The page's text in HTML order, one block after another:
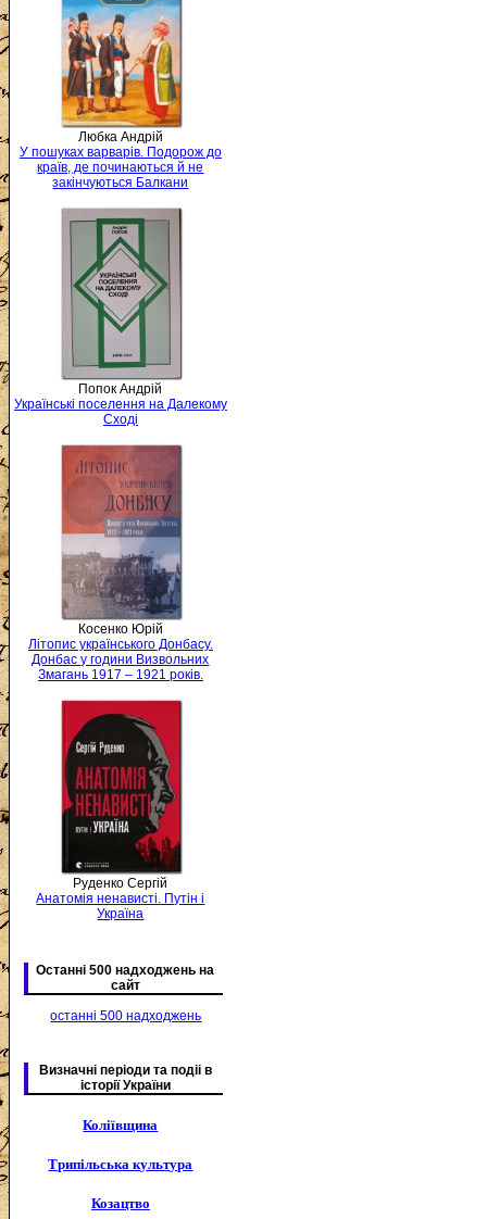
Любка Андрій
У пошуках варварів. Подорож до
країв, де починаються й не
закінчуються Балкани
Попок Андрій
Українські поселення на Далекому
Сході
Косенко Юрій
Літопис українського Донбасу.
Донбас у години Визвольних
Змагань 1917 – 1921 років.
Руденко Сергій
Анатомія ненависті. Путін і
Україна
Останні 500 надходжень на
сайт
останні 500 надходжень
Визначні періоди та подіі в
історії України
Коліївщина
Трипільська культура
Козацтво